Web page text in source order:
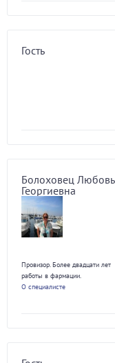
Гость
Болоховец Любовь
Георгиевна
Провизор. Более двадцати лет
работы в фармации.
О специалисте